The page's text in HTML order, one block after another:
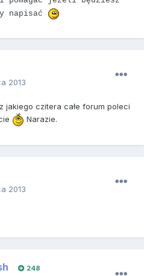
napisać
2013
jakiego czitera całe forum poleci
Narazie.
2013
248